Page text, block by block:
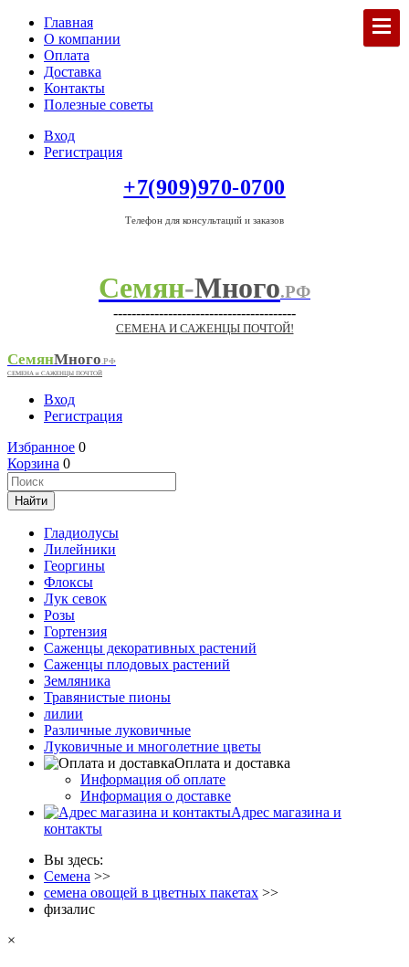
Главная
О компании
Оплата
Доставка
Контакты
Полезные советы
Вход
Регистрация
+7(909)970-0700
Телефон для консультаций и заказов
Семян-Много.РФ
----------------------------------------
СЕМЕНА И САЖЕНЦЫ ПОЧТОЙ!
СемянМного.РФ
СЕМЕНА и САЖЕНЦЫ ПОЧТОЙ
Вход
Регистрация
Избранное 0
Корзина 0
Гладиолусы
Лилейники
Георгины
Флоксы
Лук севок
Розы
Гортензия
Саженцы декоративных растений
Саженцы плодовых растений
Земляника
Травянистые пионы
лилии
Различные луковичные
Луковичные и многолетние цветы
Оплата и доставка
Информация об оплате
Информация о доставке
Адрес магазина и
контакты
Вы здесь:
Семена >>
семена овощей в цветных пакетах >>
физалис
×